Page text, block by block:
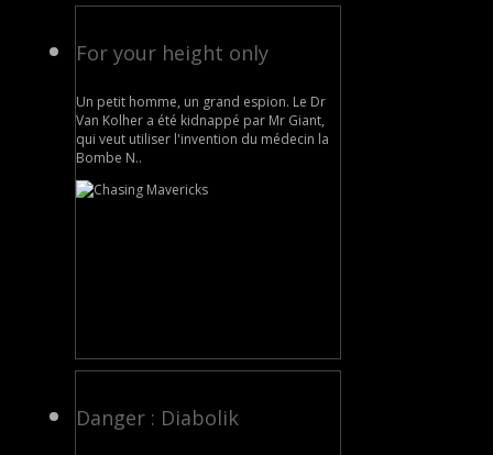
For your height only
Un petit homme, un grand espion. Le Dr
Van Kolher a été kidnappé par Mr Giant,
qui veut utiliser l'invention du médecin la
Bombe N..
Danger : Diabolik